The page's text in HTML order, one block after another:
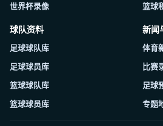
世界杯录像
篮球
球队资料
足球球队库
足球球员库
篮球球队库
篮球球员库
新闻
体育
比赛
足球
专题